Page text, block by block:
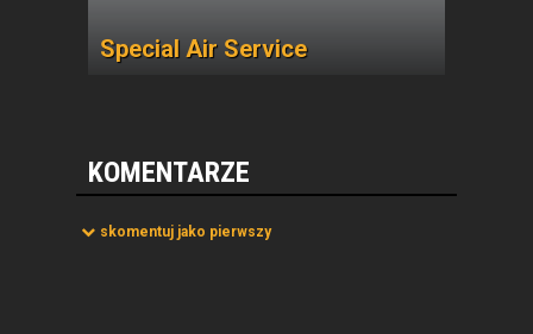
Special Air Service
KOMENTARZE
skomentuj jako pierwszy